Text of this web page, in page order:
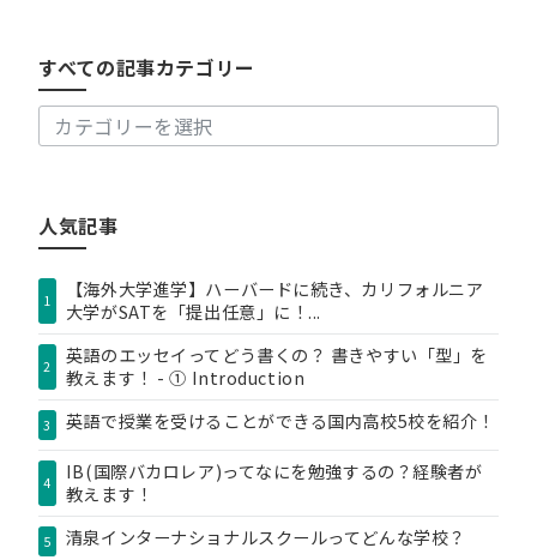
すべての記事カテゴリー
記
事
ー
人気記事
1
【海外大学進学】ハーバードに続き、カリフォルニア
大学がSATを「提出任意」に！...
2
英語のエッセイってどう書くの？ 書きやすい「型」を
教えます！ - ① Introduction
3 英語で授業を受けることができる国内高校5校を紹介！
4
IB(国際バカロレア)ってなにを勉強するの？経験者が
教えます！
5 清泉インターナショナルスクールってどんな学校？